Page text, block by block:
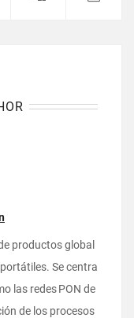
productos global
Se centra
las redes PON de
de los procesos